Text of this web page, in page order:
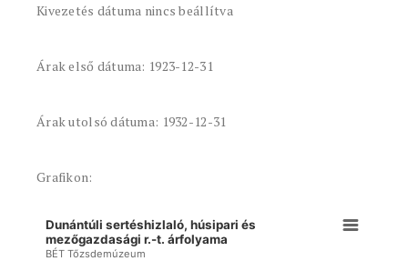
Kivezetés dátuma nincs beállítva
Árak első dátuma: 1923-12-31
Árak utolsó dátuma: 1932-12-31
Grafikon:
Dunántúli sertéshizlaló, húsipari és
mezőgazdasági r.-t. árfolyama
BÉT Tőzsdemúzeum